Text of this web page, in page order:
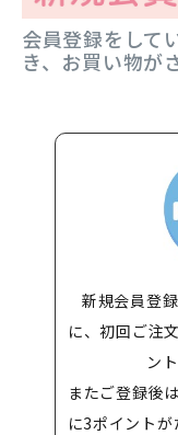
会員登録をして
き、お買い物が
新規会員登
に、初回ご注
ン
またご登録後
に3ポイント